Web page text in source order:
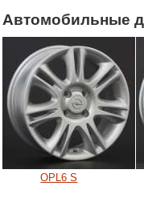
Автомобильные
OPL6 S